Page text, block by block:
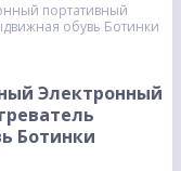
портативный
обувь Ботинки
Электронный
Ботинки